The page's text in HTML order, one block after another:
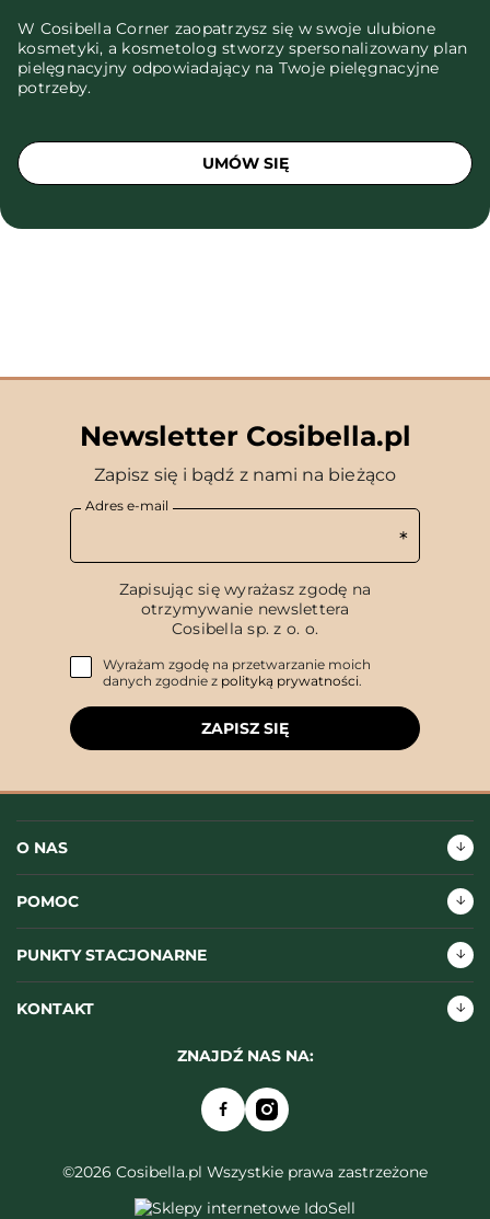
W Cosibella Corner zaopatrzysz się w swoje ulubione
kosmetyki, a kosmetolog stworzy spersonalizowany plan
pielęgnacyjny odpowiadający na Twoje pielęgnacyjne
potrzeby.
UMÓW SIĘ
Newsletter Cosibella.pl
Zapisz się i bądź z nami na bieżąco
Adres e-mail
Zapisując się wyrażasz zgodę na
otrzymywanie newslettera
Cosibella sp. z o. o.
Wyrażam zgodę na przetwarzanie moich
danych zgodnie z polityką prywatności.
ZAPISZ SIĘ
O NAS
POMOC
PUNKTY STACJONARNE
KONTAKT
ZNAJDŹ NAS NA:
©2026 Cosibella.pl Wszystkie prawa zastrzeżone